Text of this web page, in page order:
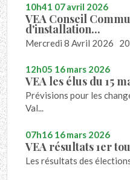
10h41 07avril 2026
VEA Conseil
d'installation...
Mercredi 8 Avril 2026 20
12h05 16mars 2026
VEA les élus du 15
Prévisions pour les
Val...
07h16 16mars 2026
VEA résultats 1er
Les résultats des